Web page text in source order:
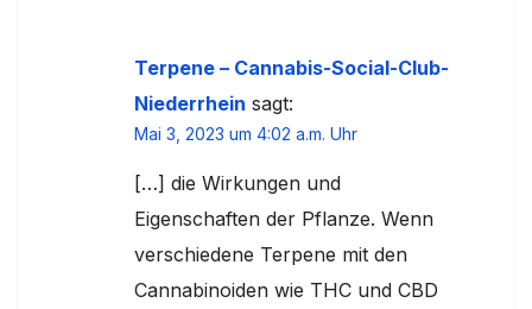
Terpene – Cannabis-Social-Club-
Niederrhein sagt:
Mai 3, 2023 um 4:02 a.m. Uhr
[…] die Wirkungen und
Eigenschaften der Pflanze. Wenn
verschiedene Terpene mit den
Cannabinoiden wie THC und CBD